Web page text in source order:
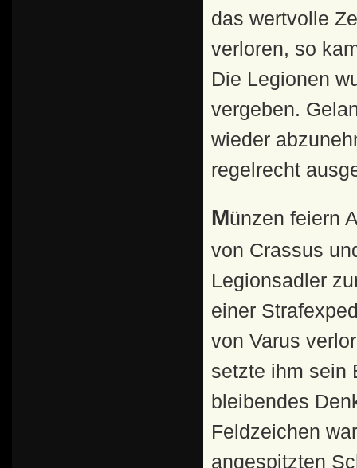
das wertvolle
verloren, so
Die Legionen
vergeben.
wieder
regelrecht
Münzen feiern Augustus, dem es 20 v. Chr. gelang, drei
von Crassus
Legionsadler
einer
von Varus
setzte ihm sein
bleibendes
Feldzeichen
angespitzten